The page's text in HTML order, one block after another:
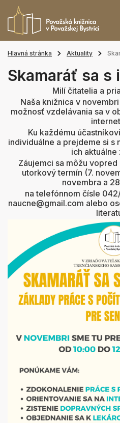
Hlavná stránka Aktuality
Skamaráť sa s
Milí čitatelia a
Naša knižnica v
možnosť vzdelávania sa v
Ku každému
individuálne a prejdeme si s
ich aktuálne
Záujemci sa môžu
utorkový termín (7.
novembra a
na telefónnom čísle
naucne@gmail.com alebo